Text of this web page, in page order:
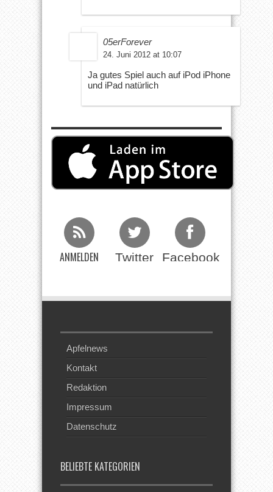
05erForever
24. Juni 2012 at 10:07
Ja gutes Spiel auch auf iPod iPhone
und iPad natürlich
ANMELDEN Twitter Facebook
Apfelnews
Kontakt
Redaktion
Impressum
Datenschutz
BELIEBTE KATEGORIEN